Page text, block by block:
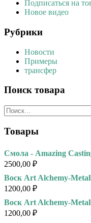
Подписаться на
Новое видео
Рубрики
Новости
Примеры
трансфер
Поиск товара
Найти:
Товары
Смола - Amazing
2500,00 ₽
Воск Art Alchemy-
1200,00 ₽
Воск Art Alchemy-
1200,00 ₽